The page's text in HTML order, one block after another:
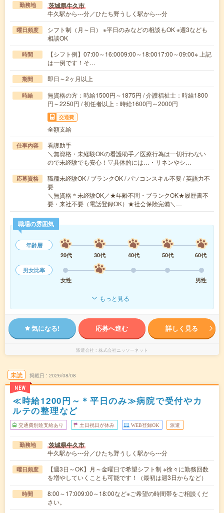
勤務地 茨城県牛久市
牛久駅から---分／ひたち野うしく駅から---分
曜日頻度
シフト制（月～日） ※平日のみなどの相談もOK ※週3なども
相談OK
時間
【シフト例】07:00～16:0009:00～18:0017:00～09:00※ 上記
は一例です！そ…
期間 即日～2ヶ月以上
時給
無資格の方：時給1500円～1875円 / 介護福祉士：時給1800
円～2250円 / 初任者以上：時給1600円～2000円
交通費
全額支給
仕事内容
看護助手
＼無資格・未経験OKの看護助手／医療行為は一切行わない
ので未経験でも安心！▽具体的には…・リネンやシ…
応募資格
職種未経験OK / ブランクOK / パソコンスキル不要 / 英語力不
要
＼無資格＊未経験OK／★年齢不問・ブランクOK★履歴書不
要・来社不要（電話登録OK）★社会保険完備＼…
職場の雰囲気
年齢層
20代
30代 40代 50代
60代
男女比率
女性
男性
もっと見る
気になる! 応募へ進む 詳しく見る
派遣会社 株式会社ニッソーネット
未読
NEW
掲載日 2026/08/08
≪時給1200円～＊平日のみ≫病院で受付やカ
ルテの整理など
交通費別途支給あり 土日祝日が休み WEB登録OK 派遣
勤務地 茨城県牛久市
牛久駅から---分／ひたち野うしく駅から---分
曜日頻度
【週3日～OK】月～金曜日で希望シフト制 ※徐々に勤務回数
を増やしていくことも可能です！（最初は週3日からなど）
時間
8:00～17:009:00～18:00など※ご希望の時間帯をご相談くだ
さい。